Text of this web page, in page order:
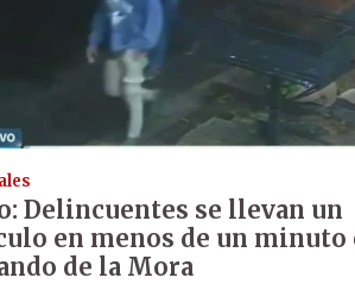
Delincuentes se llevan un
en menos de un minuto
de la Mora